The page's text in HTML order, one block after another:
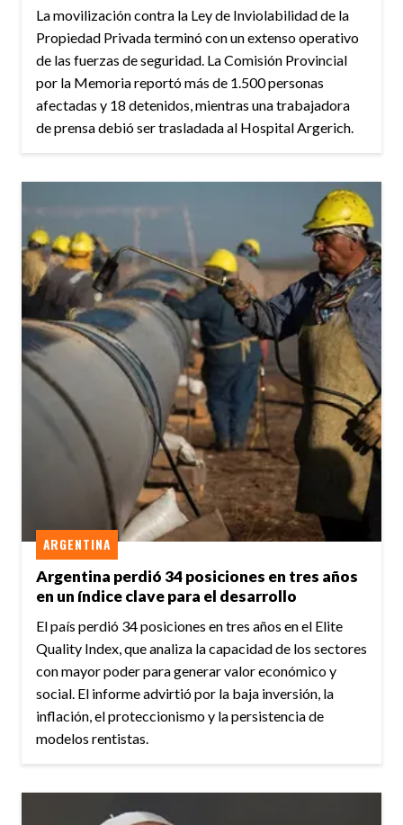
La movilización contra la Ley de Inviolabilidad de la
Propiedad Privada terminó con un extenso operativo
de las fuerzas de seguridad. La Comisión Provincial
por la Memoria reportó más de 1.500 personas
afectadas y 18 detenidos, mientras una trabajadora
de prensa debió ser trasladada al Hospital Argerich.
Argentina perdió 34 posiciones en tres años
en un índice clave para el desarrollo
ARGENTINA
El país perdió 34 posiciones en tres años en el Elite
Quality Index, que analiza la capacidad de los sectores
con mayor poder para generar valor económico y
social. El informe advirtió por la baja inversión, la
inflación, el proteccionismo y la persistencia de
modelos rentistas.